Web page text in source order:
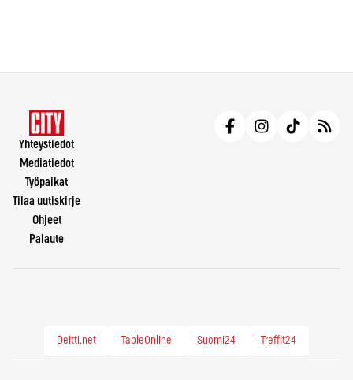
Yhteystiedot
Mediatiedot
Työpaikat
Tilaa uutiskirje
Ohjeet
Palaute
Deitti.net TableOnline Suomi24 Treffit24